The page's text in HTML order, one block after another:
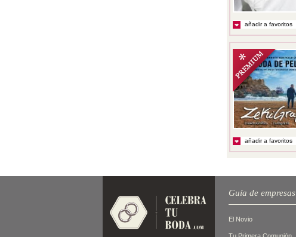
añadir a favoritos
añadir a favoritos
Guía de empresas
El Novio